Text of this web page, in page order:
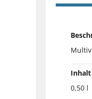
Inhalt
0,50 l